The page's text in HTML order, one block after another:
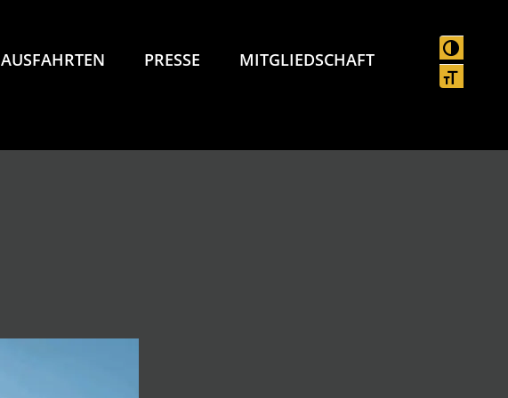
SCHRIFT
AUSFAHRTEN PRESSE MITGLIEDSCHAFT